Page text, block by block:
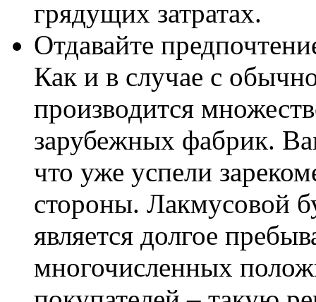
грядущих затратах.
Отдавайте
Как и в случае с
производится
зарубежных фабрик.
что уже успели
стороны. Лакмусовой
является долгое
многочисленных